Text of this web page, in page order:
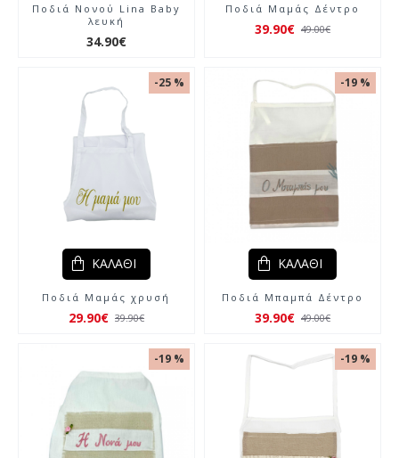
Ποδιά Νονού Lina Baby
λευκή
34.90€
Ποδιά Μαμάς Δέντρο
39.90€ 49.00€
-25 %
Ποδιά Μαμάς χρυσή
29.90€ 39.90€
ΚΑΛΆΘΙ
-19 %
Ποδιά Μπαμπά Δέντρο
39.90€ 49.00€
ΚΑΛΆΘΙ
-19 % -19 %